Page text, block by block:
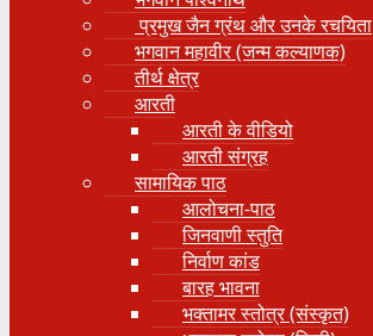
प्रमुख जैन ग्रंथ और उनके रचयिता
भगवान महावीर (जन्म कल्याणक)
तीर्थ क्षेत्र
आरती
आरती के वीडियो
आरती संग्रह
सामायिक पाठ
आलोचना-पाठ
जिनवाणी स्तुति
निर्वाण कांड
बारह भावना
भक्तामर स्तोत्र (संस्कृत)